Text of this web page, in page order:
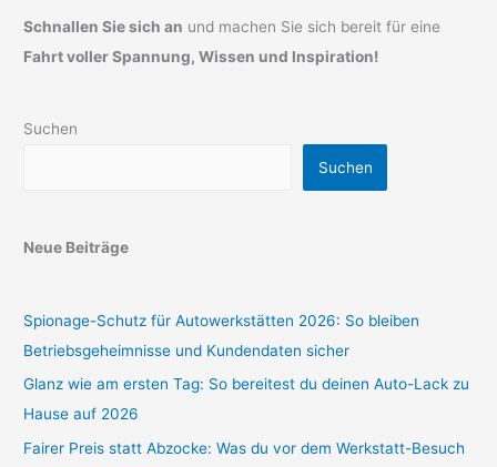
Schnallen Sie sich an und machen Sie sich bereit für eine
Fahrt voller Spannung, Wissen und Inspiration!
Suchen
Suchen
Neue Beiträge
Spionage-Schutz für Autowerkstätten 2026: So bleiben
Betriebsgeheimnisse und Kundendaten sicher
Glanz wie am ersten Tag: So bereitest du deinen Auto-Lack zu
Hause auf 2026
Fairer Preis statt Abzocke: Was du vor dem Werkstatt-Besuch